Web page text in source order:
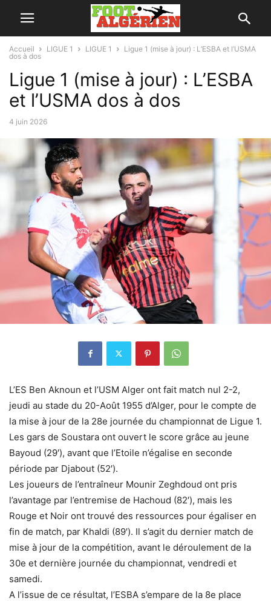
Accueil LIGUE 1 LIGUE 1
Ligue 1 (mise à jour) : L’ESBA et l’USMA
dos à dos
Ligue 1 (mise à jour) : L’ESBA
et l’USMA dos à dos
4 juin 2026
L’ES Ben Aknoun et l’USM Alger ont fait match nul 2-2,
jeudi au stade du 20-Août 1955 d’Alger, pour le compte de
la mise à jour de la 28e journée du championnat de Ligue 1.
Les gars de Soustara ont ouvert le score grâce au jeune
Bayoud (29′), avant que l’Etoile n’égalise en seconde
période par Djabout (52′).
Les joueurs de l’entraîneur Mounir Zeghdoud ont pris
l’avantage par l’entremise de Hachoud (82′), mais les
Rouge et Noir ont trouvé des ressources pour égaliser en
fin de match, par Khaldi (89′). Il s’agit du dernier match de
mise à jour de la compétition, avant le déroulement de la
30e et dernière journée du championnat, vendredi et
samedi.
A l’issue de ce résultat, l’ESBA s’empare de la 8e place